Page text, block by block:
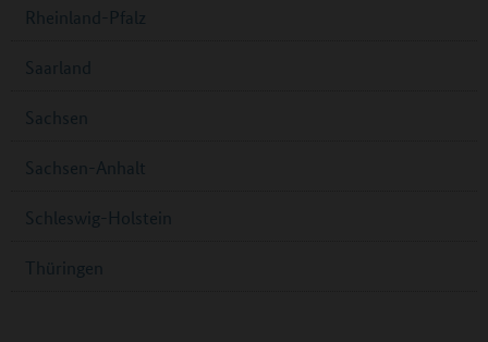
Rheinland-Pfalz
Saarland
Sachsen
Sachsen-Anhalt
Schleswig-Holstein
Thüringen